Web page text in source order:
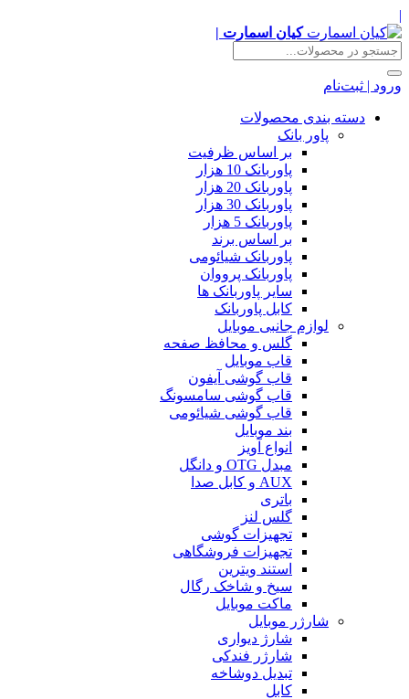
|
کیان اسمارت |
ورود | ثبت‌نام
دسته بندی محصولات
پاور بانک
بر اساس ظرفیت
پاوربانک 10 هزار
پاوربانک 20 هزار
پاوربانک 30 هزار
پاوربانک 5 هزار
بر اساس برند
پاوربانک شیائومی
پاوربانک پرووان
سایر پاوربانک ها
کابل پاوربانک
لوازم جانبی موبایل
گلس و محافظ صفحه
قاب موبایل
قاب گوشی آیفون
قاب گوشی سامسونگ
قاب گوشی شیائومی
بند موبایل
انواع آویز
مبدل OTG و دانگل
AUX و کابل صدا
باتری
گلس لنز
تجهیزات گوشی
تجهیزات فروشگاهی
استند ویترین
سیخ و شاخک رگال
ماکت موبایل
شارژر موبایل
شارژ دیواری
شارژر فندکی
تبدیل دوشاخه
کابل